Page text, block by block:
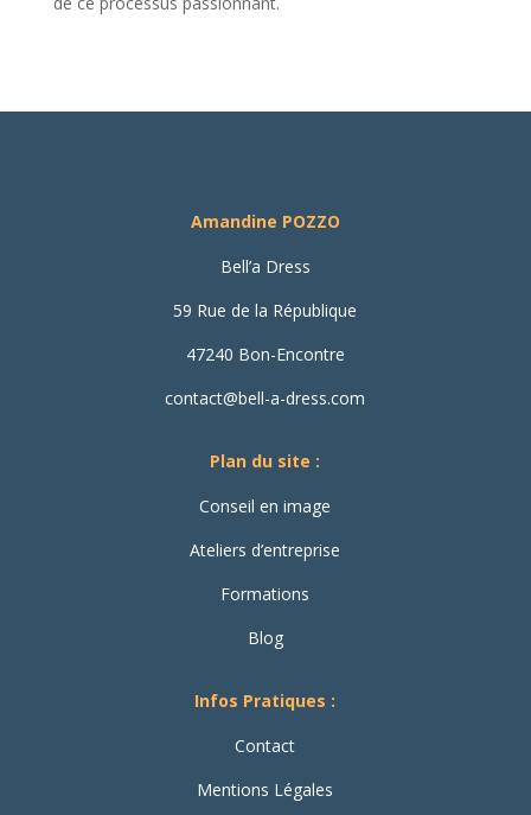
Amandine POZZO
Bell’a Dress
59 Rue de la République
47240 Bon-Encontre
contact@bell-a-dress.com
Plan du site :
Conseil en image
Ateliers d’entreprise
Formations
Blog
Infos Pratiques :
Contact
Mentions Légales